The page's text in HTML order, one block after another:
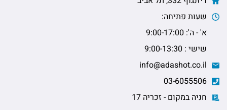
שעות פתיחה:
א' - ה': 9:00-17:00
שישי : 9:00-13:30
חניה במקום - זכריה 17